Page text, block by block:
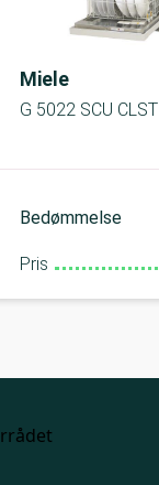
Miele
G 5022 SCU CLST
Bedømmelse
Pris